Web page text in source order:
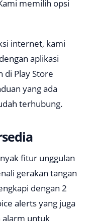
memilih opsi
internet, kami
aplikasi
di Play Store
yang ada
terhubung.
fitur unggulan
gerakan tangan
dengan 2
alertsyang juga
untuk